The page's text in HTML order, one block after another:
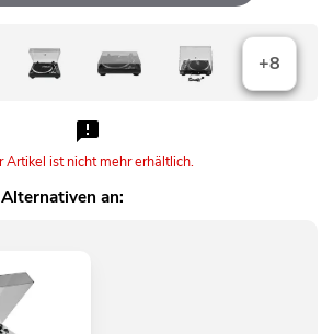
+8
Artikel ist nicht mehr erhältlich.
an: